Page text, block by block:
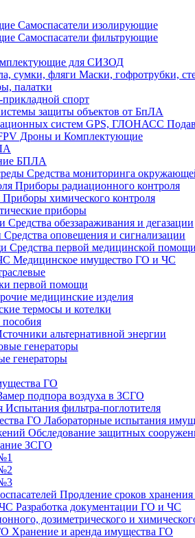
Самоспасатели изолирующие
Самоспасатели фильтрующие
для СИЗОД
Маски, гофротрубки,
палатки
спорт
защиты объектов от БпЛА
Дроны и Комплектующие
БПЛА
Средства мониторинга
Приборы радиационного контроля
Приборы химического контроля
приборы
Средства обеззараживания и дегазации
Средства оповещения и сигнализации
Средства первой медицинской помощи
Медицинское имущество ГО и ЧС
первой помощи
медицинские изделия
термосы и котелки
альтернативной энергии
генераторы
генераторы
ГО
подпора воздуха в ЗСГО
Испытания фильтра-поглотителя
Лабораторные испытания
Обследование защитных
ЗСГО
Продление сроков хранения
Разработка документации ГО и ЧС
Хранение и аренда имущества ГО